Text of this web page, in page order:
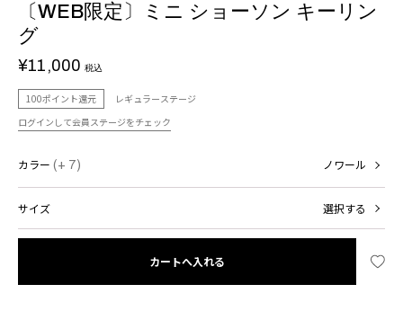
〔WEB限定〕ミニ ショーソン キーリン
グ
¥11,000 税込
100ポイント還元
レギュラーステージ
ログインして会員ステージをチェック
カラー (+ 7) ノワール
サイズ 選択する
カートへ入れる